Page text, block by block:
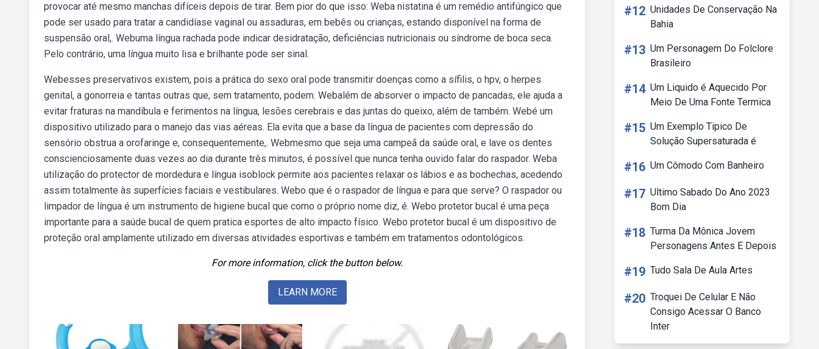
provocar até mesmo manchas difíceis depois de tirar. Bem pior do que isso: Weba nistatina é um remédio antifúngico que
pode ser usado para tratar a candidíase vaginal ou assaduras, em bebês ou crianças, estando disponível na forma de
suspensão oral,. Webuma língua rachada pode indicar desidratação, deficiências nutricionais ou síndrome de boca seca.
Pelo contrário, uma língua muito lisa e brilhante pode ser sinal.
Webesses preservativos existem, pois a prática do sexo oral pode transmitir doenças como a sífilis, o hpv, o herpes
genital, a gonorreia e tantas outras que, sem tratamento, podem. Webalém de absorver o impacto de pancadas, ele ajuda a
evitar fraturas na mandíbula e ferimentos na língua, lesões cerebrais e das juntas do queixo, além de também. Webé um
dispositivo utilizado para o manejo das vias aéreas. Ela evita que a base da língua de pacientes com depressão do
sensório obstrua a orofaringe e, consequentemente,. Webmesmo que seja uma campeã da saúde oral, e lave os dentes
conscienciosamente duas vezes ao dia durante três minutos, é possível que nunca tenha ouvido falar do raspador. Weba
utilização do protector de mordedura e língua isoblock permite aos pacientes relaxar os lábios e as bochechas, acedendo
assim totalmente às superfícies faciais e vestibulares. Webo que é o raspador de língua e para que serve? O raspador ou
limpador de língua é um instrumento de higiene bucal que como o próprio nome diz, é. Webo protetor bucal é uma peça
importante para a saúde bucal de quem pratica esportes de alto impacto físico. Webo protetor bucal é um dispositivo de
proteção oral amplamente utilizado em diversas atividades esportivas e também em tratamentos odontológicos.
For more information, click the button below.
LEARN MORE
#12 Unidades De Conservação Na
Bahia
#13 Um Personagem Do Folclore
Brasileiro
#14 Um Liquido é Aquecido Por
Meio De Uma Fonte Termica
#15 Um Exemplo Tipico De
Solução Supersaturada é
#16 Um Cômodo Com Banheiro
#17 Ultimo Sabado Do Ano 2023
Bom Dia
#18 Turma Da Mônica Jovem
Personagens Antes E Depois
#19 Tudo Sala De Aula Artes
#20 Troquei De Celular E Não
Consigo Acessar O Banco
Inter